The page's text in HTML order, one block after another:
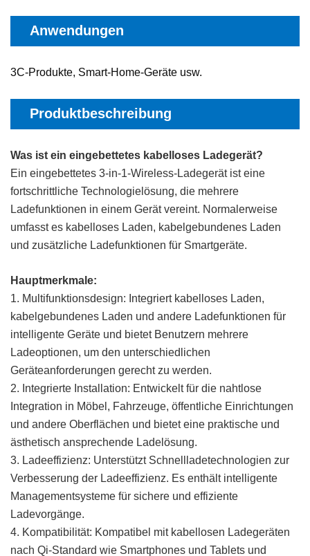
Anwendungen
3C-Produkte, Smart-Home-Geräte usw.
Produktbeschreibung
Was ist ein eingebettetes kabelloses Ladegerät?
Ein eingebettetes 3-in-1-Wireless-Ladegerät ist eine
fortschrittliche Technologielösung, die mehrere
Ladefunktionen in einem Gerät vereint. Normalerweise
umfasst es kabelloses Laden, kabelgebundenes Laden
und zusätzliche Ladefunktionen für Smartgeräte.
Hauptmerkmale:
1. Multifunktionsdesign: Integriert kabelloses Laden,
kabelgebundenes Laden und andere Ladefunktionen für
intelligente Geräte und bietet Benutzern mehrere
Ladeoptionen, um den unterschiedlichen
Geräteanforderungen gerecht zu werden.
2. Integrierte Installation: Entwickelt für die nahtlose
Integration in Möbel, Fahrzeuge, öffentliche Einrichtungen
und andere Oberflächen und bietet eine praktische und
ästhetisch ansprechende Ladelösung.
3. Ladeeffizienz: Unterstützt Schnellladetechnologien zur
Verbesserung der Ladeeffizienz. Es enthält intelligente
Managementsysteme für sichere und effiziente
Ladevorgänge.
4. Kompatibilität: Kompatibel mit kabellosen Ladegeräten
nach Qi-Standard wie Smartphones und Tablets und